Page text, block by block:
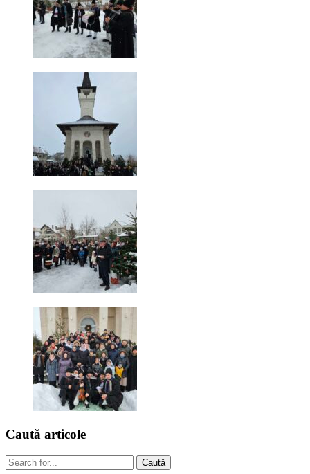
Caută articole
Caută